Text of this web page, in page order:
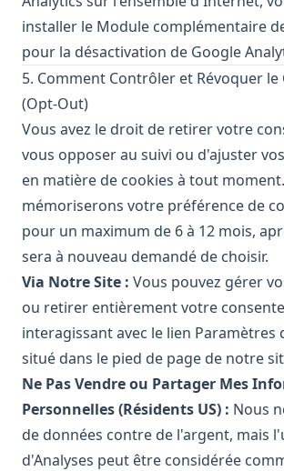
installer le Module complémentaire
pour la désactivation de Google
5. Comment Contrôler et Révoquer
(Opt-Out)
Vous avez le droit de retirer votre
vous opposer au suivi ou d'ajuster
en matière de cookies à tout
mémoriserons votre préférence de
pour un maximum de 6 à 12 mois,
sera à nouveau demandé de choisir.
Via Notre Site : Vous pouvez gérer
ou retirer entièrement votre
interagissant avec le lien Paramètres
situé dans le pied de page de notre
Ne Pas Vendre ou Partager Mes
Personnelles (Résidents US) : Nous
de données contre de l'argent, mais
d'Analyses peut être considérée